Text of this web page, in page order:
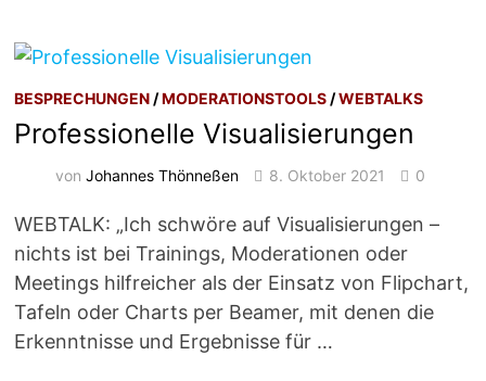
BESPRECHUNGEN /MODERATIONSTOOLS /WEBTALKS
Professionelle Visualisierungen
vonJohannes Thönneßen 8. Oktober 2021 0
WEBTALK: „Ich schwöre auf Visualisierungen –
nichts ist bei Trainings, Moderationen oder
Meetings hilfreicher als der Einsatz von Flipchart,
Tafeln oder Charts per Beamer, mit denen die
Erkenntnisse und Ergebnisse für …